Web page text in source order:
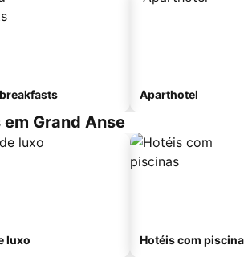
Aparthotel
Grand Anse
luxo Hotéis com